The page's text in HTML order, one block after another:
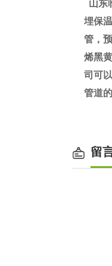
山东
埋保
管，
烯黑
司可
管道
留